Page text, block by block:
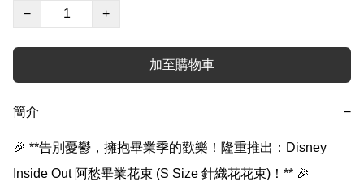
−
+
加至購物車
簡介 −
🎉 **告別憂鬱，擁抱畢業季的歡樂！隆重推出：Disney
Inside Out 阿愁畢業花束 (S Size 針織花花束)！** 🎉